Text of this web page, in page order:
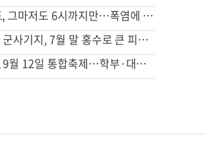
최저온도 28도, 그마저도 6시까지만…폭염에 시름하는 관공서
NK뉴스 “북한 군사기지, 7월 말 홍수로 큰 피해…주택 수백채 파괴”
한양사이버대, 9월 12일 통합축제…학부·대학원생 한자리에